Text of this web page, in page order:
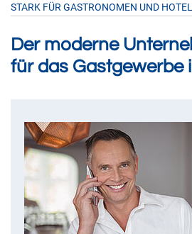
STARK FÜR GASTRONOMEN UND
Der moderne
für das Gastgewerbe